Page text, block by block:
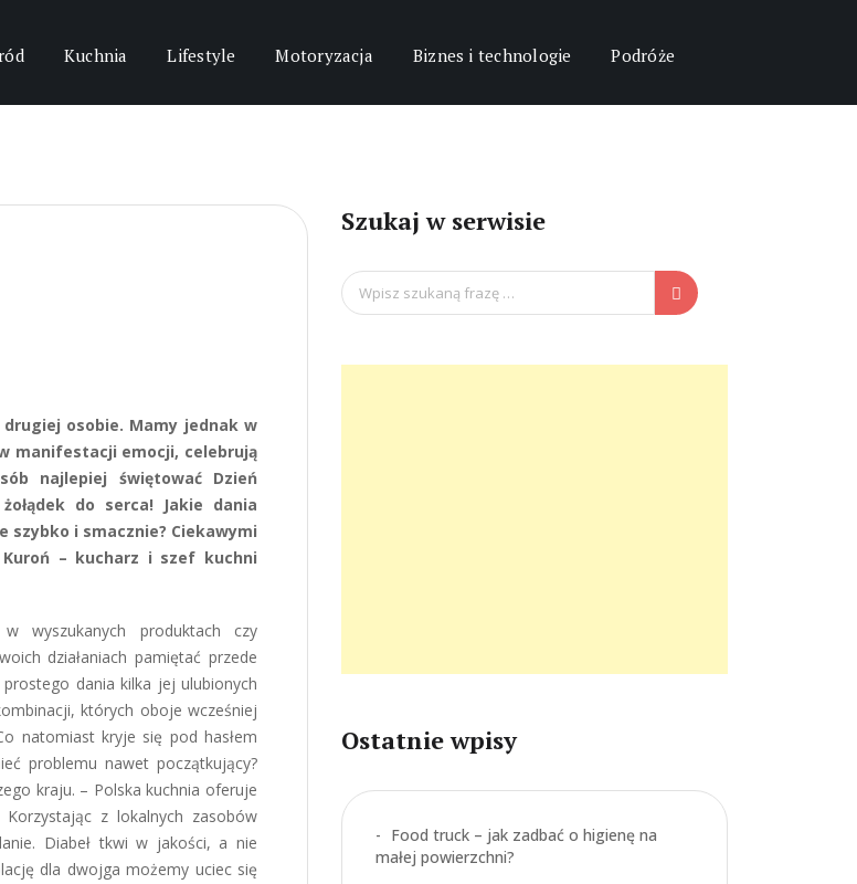
Kuchnia Lifestyle Motoryzacja Biznes i technologie Podróże
osobie. Mamy jednak w
manifestacji emocji, celebrują
najlepiej świętować Dzień
do serca! Jakie dania
szybko i smacznie? Ciekawymi
– kucharz i szef kuchni
wyszukanych produktach czy
działaniach pamiętać przede
dania kilka jej ulubionych
których oboje wcześniej
natomiast kryje się pod hasłem
problemu nawet początkujący?
kraju. – Polska kuchnia oferuje
z lokalnych zasobów
Diabeł tkwi w jakości, a nie
dla dwojga możemy uciec się
Szukaj w serwisie
Search
for:
Ostatnie wpisy
Food truck – jak zadbać o higienę na
małej powierzchni?